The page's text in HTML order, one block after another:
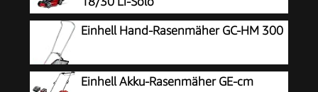
Einhell Hand-Rasenmäher GC-HM 300
Einhell Akku-Rasenmäher GE-cm